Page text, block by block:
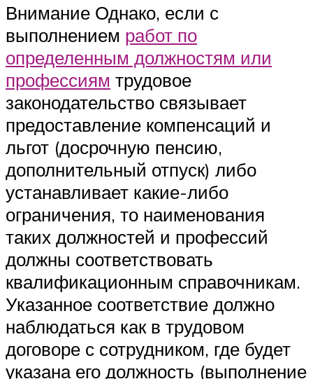
Внимание Однако, если с
выполнением работ по
определенным должностям или
профессиям трудовое
законодательство связывает
предоставление компенсаций и
льгот (досрочную пенсию,
дополнительный отпуск) либо
устанавливает какие-либо
ограничения, то наименования
таких должностей и профессий
должны соответствовать
квалификационным справочникам.
Указанное соответствие должно
наблюдаться как в трудовом
договоре с сотрудником, где будет
указана его должность (выполнение